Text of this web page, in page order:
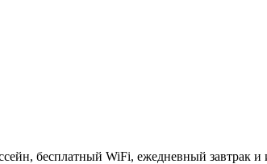
бесплатный WiFi, ежедневный завтрак и